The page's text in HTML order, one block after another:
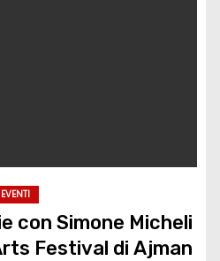
EVENTI
con Simone Micheli
Festival di Ajman